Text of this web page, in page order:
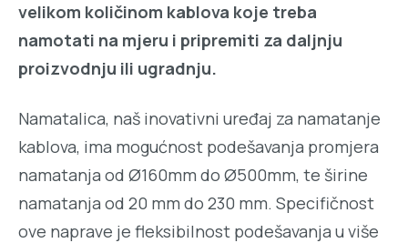
velikom količinom kablova koje treba
namotati na mjeru i pripremiti za daljnju
proizvodnju ili ugradnju.
Namatalica, naš inovativni uređaj za namatanje
kablova, ima mogućnost podešavanja promjera
namatanja od Ø160mm do Ø500mm, te širine
namatanja od 20 mm do 230 mm. Specifičnost
ove naprave je fleksibilnost podešavanja u više